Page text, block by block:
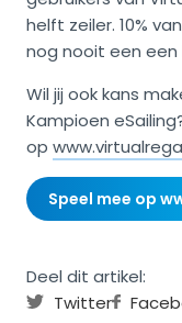
helft zeiler. 10%
nog nooit een
Wil jij ook kans
Kampioen
op
Speel mee op
Deel dit artikel:
Twitter